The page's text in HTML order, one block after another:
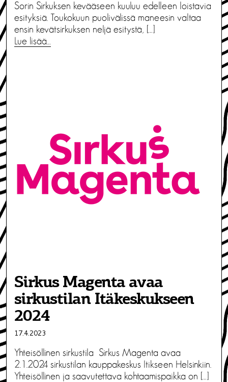
Sorin Sirkuksen kevääseen kuuluu edelleen loistavia
esityksiä. Toukokuun puolivälissä maneesin valtaa
ensin kevätsirkuksen neljä esitystä, […]
Lue lisää…
Sirkus Magenta avaa
sirkustilan Itäkeskukseen
2024
17.4.2023
Yhteisöllinen sirkustila Sirkus Magenta avaa
2.1.2024 sirkustilan kauppakeskus Itikseen Helsinkiin.
Yhteisöllinen ja saavutettava kohtaamispaikka on […]